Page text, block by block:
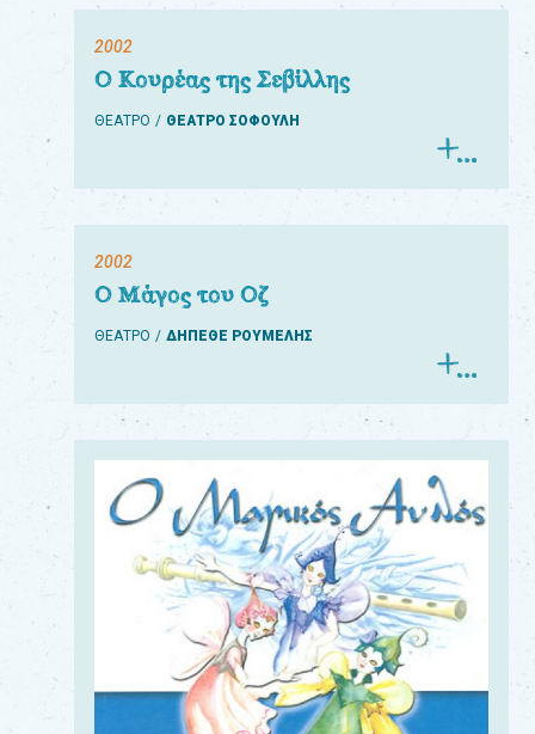
2002
Ο Κουρέας της Σεβίλλης
ΘΕΑΤΡΟ ΘΕΑΤΡΟ ΣΟΦΟΥΛΗ
2002
Ο Μάγος του Οζ
ΘΕΑΤΡΟ ΔΗΠΕΘΕ ΡΟΥΜΕΛΗΣ